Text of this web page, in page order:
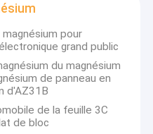
pour
grand public
du magnésium
de panneau en
d'AZ31B
de la feuille 3C
de bloc